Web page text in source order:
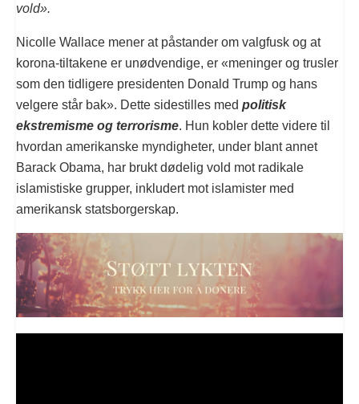
vold».
Nicolle Wallace mener at påstander om valgfusk og at
korona-tiltakene er unødvendige, er «meninger og trusler
som den tidligere presidenten Donald Trump og hans
velgere står bak». Dette sidestilles med politisk
ekstremisme og terrorisme. Hun kobler dette videre til
hvordan amerikanske myndigheter, under blant annet
Barack Obama, har brukt dødelig vold mot radikale
islamistiske grupper, inkludert mot islamister med
amerikansk statsborgerskap.